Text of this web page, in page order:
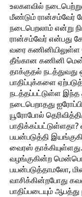
உலகளவில்
மீண்டும்
நடைபெறலாம் என்று
ரான்சம்வேர் என்பது
வரை
தீங்கான கணினி
தாக்குதல்
பாதிப்புக்களை
நடத்தப்பட்டுள்ள
நடைபெறாதது
யூரோபோல்
பயன்படுத்தி
வைரஸ்
வழங்குகின்ற
பயன்படுத்தாமலோ,
வாசிக்கின்றபோது
பாதிப்படையும் ஆபத்து